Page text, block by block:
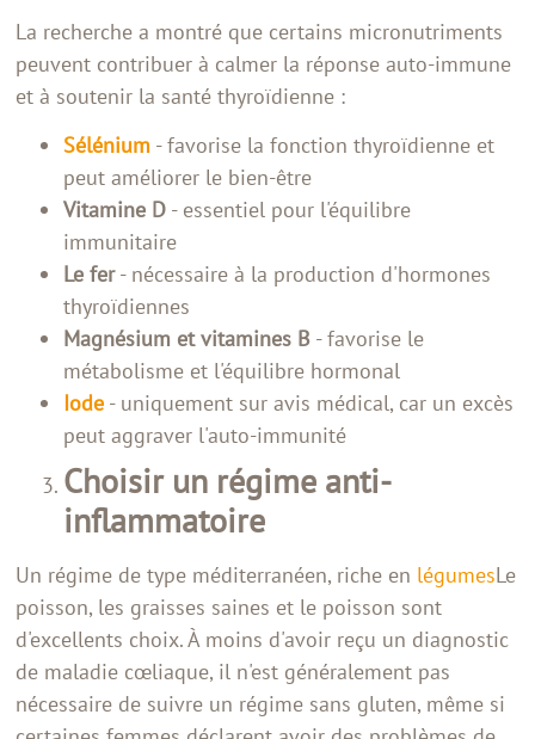
La recherche a montré que certains micronutriments
peuvent contribuer à calmer la réponse auto-immune
et à soutenir la santé thyroïdienne :
Sélénium - favorise la fonction thyroïdienne et
peut améliorer le bien-être
Vitamine D - essentiel pour l'équilibre
immunitaire
Le fer- nécessaire à la production d'hormones
thyroïdiennes
Magnésium et vitamines B - favorise le
métabolisme et l'équilibre hormonal
Iode - uniquement sur avis médical, car un excès
peut aggraver l'auto-immunité
Choisir un régime anti-
inflammatoire
Un régime de type méditerranéen, riche en légumesLe
poisson, les graisses saines et le poisson sont
d'excellents choix. À moins d'avoir reçu un diagnostic
de maladie cœliaque, il n'est généralement pas
nécessaire de suivre un régime sans gluten, même si